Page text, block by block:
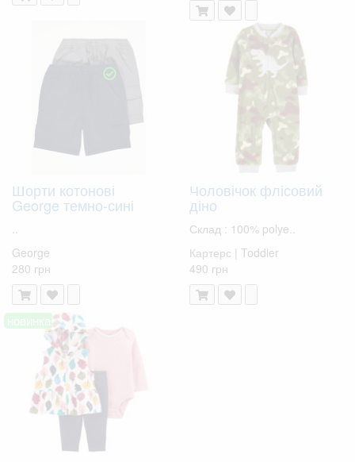
Шорти котонові
George темно-сині
George
280 грн
Чоловічок флісовий
діно
Склад : 100% polye..
Картерс | Toddler
490 грн
новинка!